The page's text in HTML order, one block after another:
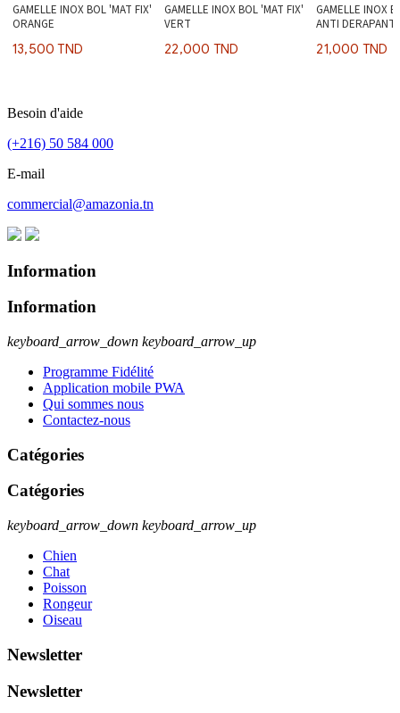
GAMELLE INOX BOL 'MAT FIX'
ORANGE
13,500 TND
GAMELLE INOX BOL 'MAT FIX'
VERT
22,000 TND
GAMELLE INOX
ANTI DERAPANT
21,000 TND
Besoin d'aide
(+216) 50 584 000
E-mail
commercial@amazonia.tn
Information
Information
keyboard_arrow_down keyboard_arrow_up
Programme Fidélité
Application mobile PWA
Qui sommes nous
Contactez-nous
Catégories
Catégories
keyboard_arrow_down keyboard_arrow_up
Chien
Chat
Poisson
Rongeur
Oiseau
Newsletter
Newsletter